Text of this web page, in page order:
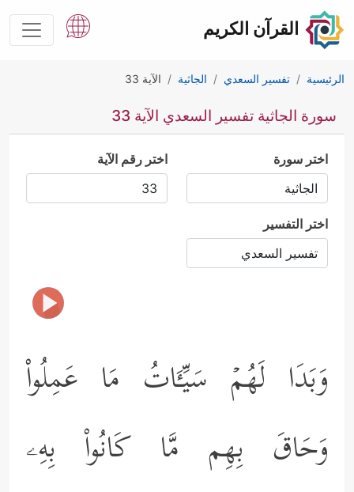
القرآن الكريم
الرئيسية تفسير السعدي الجاثية الآية 33
سورة الجاثية تفسير السعدي الآية 33
اختر سورة اختر رقم الآية
اختر التفسير
وَبَدَا لَهُمۡ سَیِّـَٔاتُ مَا عَمِلُواْ
وَحَاقَ بِهِم مَّا كَانُواْ بِهِۦ